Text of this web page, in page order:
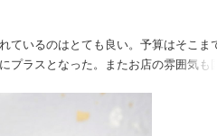
ているのはとても良い。予算はそこま
プラスとなった。またお店の雰囲気も